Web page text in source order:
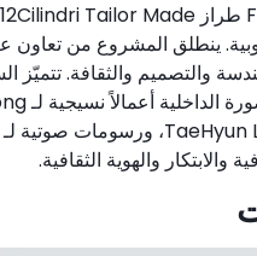
والابتكار والهوية الثقافية.